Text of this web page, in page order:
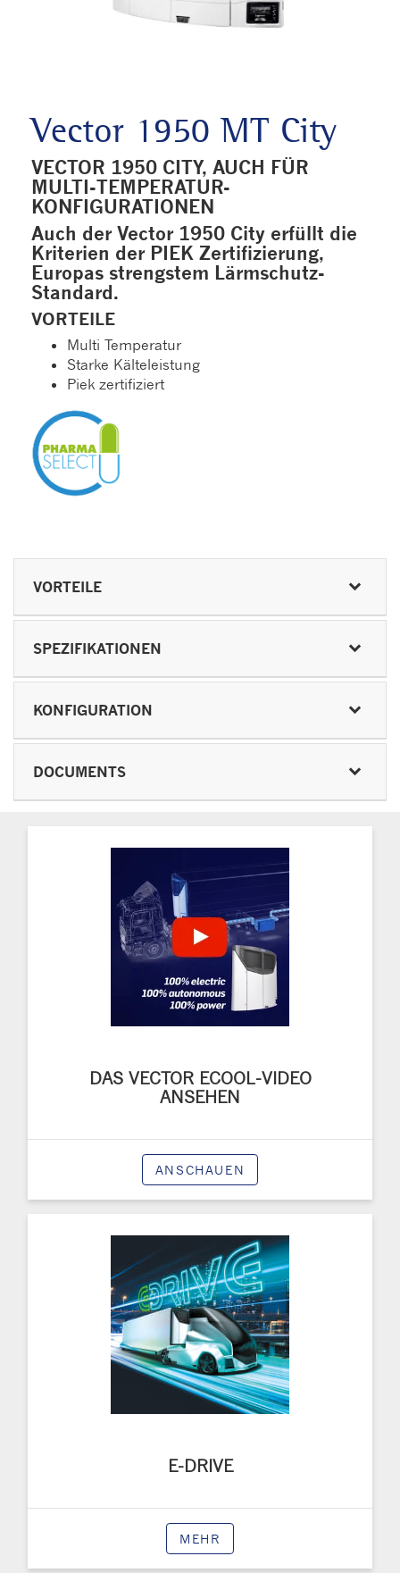
Vector 1950 MT City
VECTOR 1950 CITY, AUCH FÜR
MULTI-TEMPERATUR-
KONFIGURATIONEN
Auch der Vector 1950 City erfüllt die
Kriterien der PIEK Zertifizierung,
Europas strengstem Lärmschutz-
Standard.
VORTEILE
Multi Temperatur
Starke Kälteleistung
Piek zertifiziert
VORTEILE
SPEZIFIKATIONEN
KONFIGURATION
DOCUMENTS
DAS VECTOR ECOOL-VIDEO
ANSEHEN
ANSCHAUEN
E-DRIVE
MEHR